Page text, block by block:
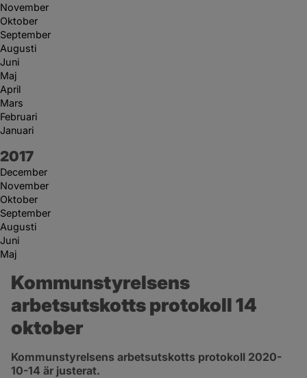
November
Oktober
September
Augusti
Juni
Maj
April
Mars
Februari
Januari
År:
2017
December
November
Oktober
September
Augusti
Juni
Maj
Kommunstyrelsens
arbetsutskotts protokoll 14
oktober
Kommunstyrelsens arbetsutskotts protokoll 2020-
10-14 är justerat.